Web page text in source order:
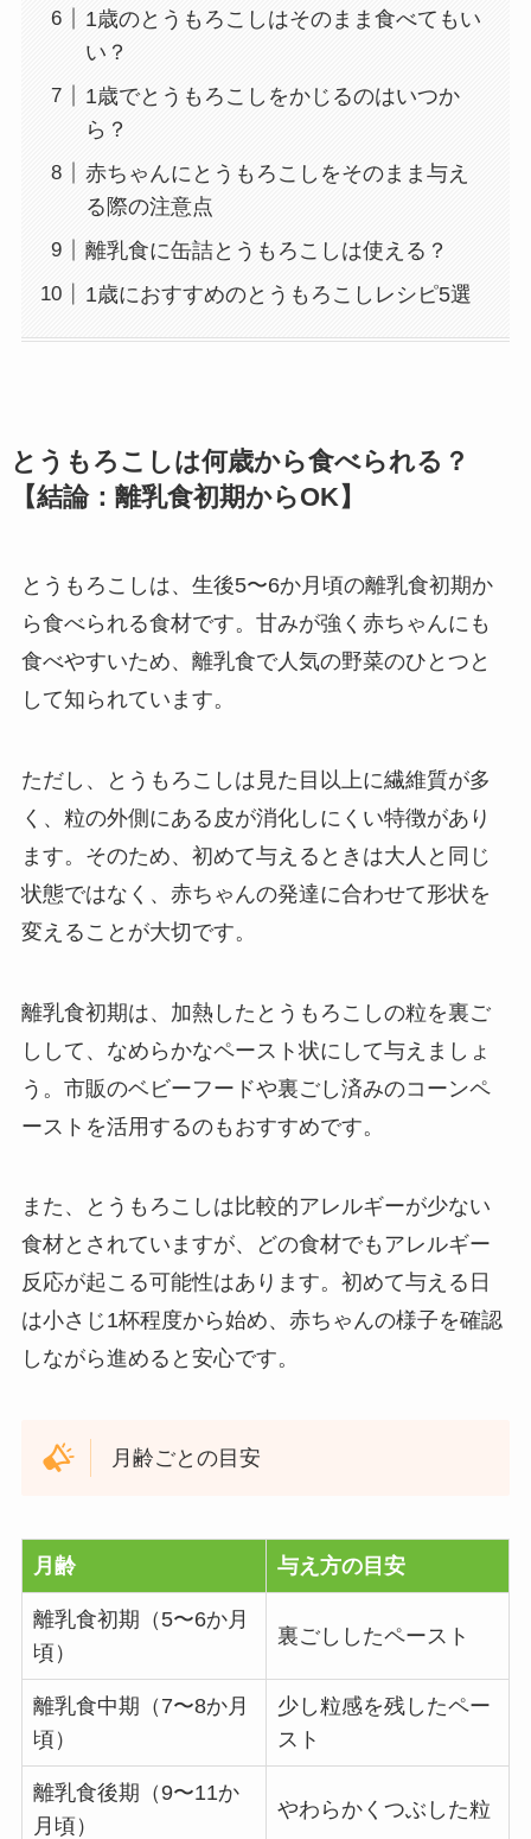
1歳のとうもろこしはそのまま食べてもい
い？
1歳でとうもろこしをかじるのはいつか
ら？
赤ちゃんにとうもろこしをそのまま与え
る際の注意点
離乳食に缶詰とうもろこしは使える？
1歳におすすめのとうもろこしレシピ5選
とうもろこしは何歳から食べられる？
【結論：離乳食初期からOK】
とうもろこしは、生後5〜6か月頃の離乳食初期か
ら食べられる食材です。甘みが強く赤ちゃんにも
食べやすいため、離乳食で人気の野菜のひとつと
して知られています。
ただし、とうもろこしは見た目以上に繊維質が多
く、粒の外側にある皮が消化しにくい特徴があり
ます。そのため、初めて与えるときは大人と同じ
状態ではなく、赤ちゃんの発達に合わせて形状を
変えることが大切です。
離乳食初期は、加熱したとうもろこしの粒を裏ご
しして、なめらかなペースト状にして与えましょ
う。市販のベビーフードや裏ごし済みのコーンペ
ーストを活用するのもおすすめです。
また、とうもろこしは比較的アレルギーが少ない
食材とされていますが、どの食材でもアレルギー
反応が起こる可能性はあります。初めて与える日
は小さじ1杯程度から始め、赤ちゃんの様子を確認
しながら進めると安心です。
月齢ごとの目安
月齢 与え方の目安
離乳食初期（5〜6か月
頃）
裏ごししたペースト
離乳食中期（7〜8か月
頃）
少し粒感を残したペー
スト
離乳食後期（9〜11か
月頃）
やわらかくつぶした粒